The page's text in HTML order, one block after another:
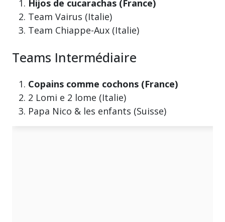
Hijos de cucarachas (France)
Team Vairus (Italie)
Team Chiappe-Aux (Italie)
Teams Intermédiaire
Copains comme cochons (France)
2 Lomi e 2 lome (Italie)
Papa Nico & les enfants (Suisse)